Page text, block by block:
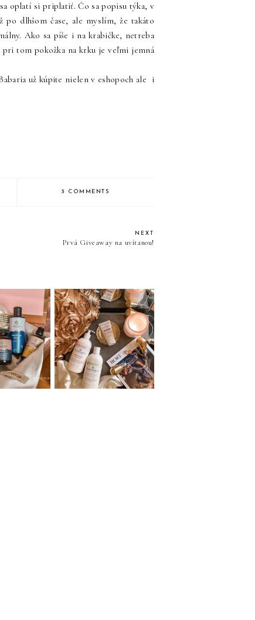
oplatí si priplatiť. Čo sa popisu týka, v
dlhšom čase, ale myslím, že takáto
Ako sa píše i na krabičke, netreba
tom pokožka na krku je veľmi jemná
už kúpite nielen v eshopoch ale i
3 COMMENTS
NEXT
Prvá Giveaway na uvítanou!
GREEN
Barnängen švédska
kráľovská kozmetika